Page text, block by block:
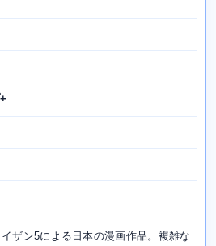
ザン5による日本の漫画作品。複雑な